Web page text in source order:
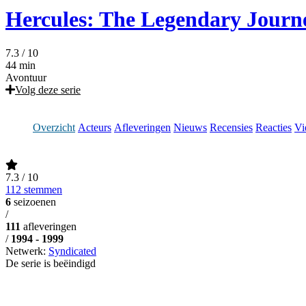
Hercules: The Legendary
7.3 / 10
44 min
Avontuur
Volg deze serie
Overzicht Acteurs Afleveringen Nieuws Recensies Reacties
7.3 / 10
112 stemmen
6 seizoenen
/
111 afleveringen
/ 1994 - 1999
Netwerk: Syndicated
De serie is beëindigd